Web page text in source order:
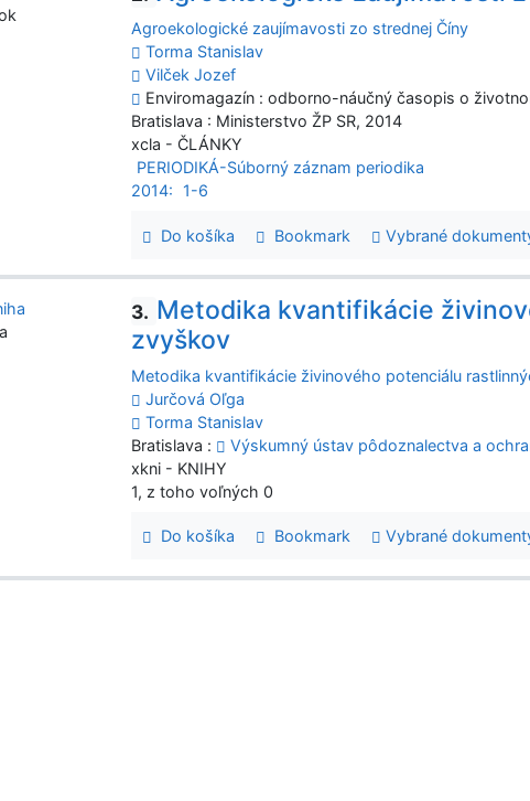
Agroekologické zaujímavosti zo strednej Číny
Torma Stanislav
Vilček Jozef
Enviromagazín : odborno-náučný časopis o
Bratislava : Ministerstvo ŽP SR, 2014
xcla - ČLÁNKY
PERIODIKÁ-Súborný záznam periodika
2014:
1-6
Do košíka Bookmark Vybrané
3. Metodika kvantifikácie
zvyškov
Metodika kvantifikácie živinového potenciálu
Jurčová Oľga
Torma Stanislav
Bratislava :
Výskumný ústav pôdoznalectva a
xkni - KNIHY
1, z toho voľných 0
Do košíka Bookmark Vybrané